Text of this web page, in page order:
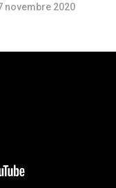
novembre 2020